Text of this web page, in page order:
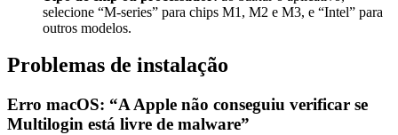
selecione “M-series” para chips M1, M2 e M3, e “Intel” para
outros modelos.
Problemas de instalação
Erro macOS: “A Apple não conseguiu verificar se
Multilogin está livre de malware”